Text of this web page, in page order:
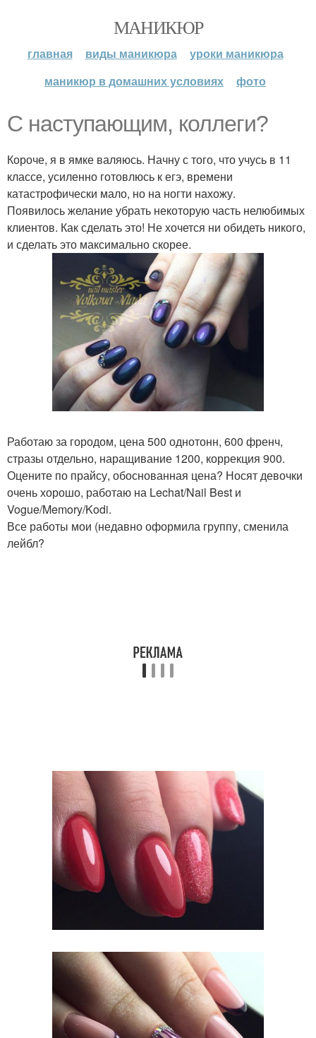
МАНИКЮР
главная виды маникюра
уроки маникюра
маникюр в домашних условиях
фото
С наступающим, коллеги?
Короче, я в ямке валяюсь. Начну с того, что учусь в 11
классе, усиленно готовлюсь к егэ, времени
катастрофически мало, но на ногти нахожу.
Появилось желание убрать некоторую часть нелюбимых
клиентов. Как сделать это! Не хочется ни обидеть никого,
и сделать это максимально скорее.
Работаю за городом, цена 500 однотонн, 600 френч,
стразы отдельно, наращивание 1200, коррекция 900.
Оцените по прайсу, обоснованная цена? Носят девочки
очень хорошо, работаю на Lechat/Nail Best и
Vogue/Memory/Kodi.
Все работы мои (недавно оформила группу, сменила
лейбл?